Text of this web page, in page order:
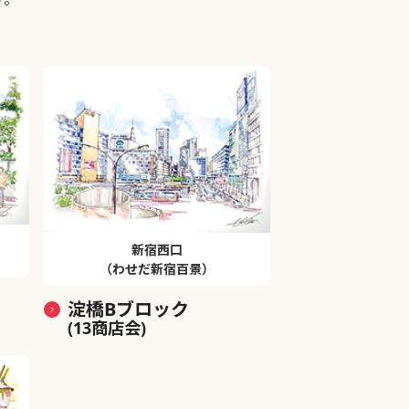
新宿西口
（わせだ新宿百景）
淀橋Bブロック
(13商店会)